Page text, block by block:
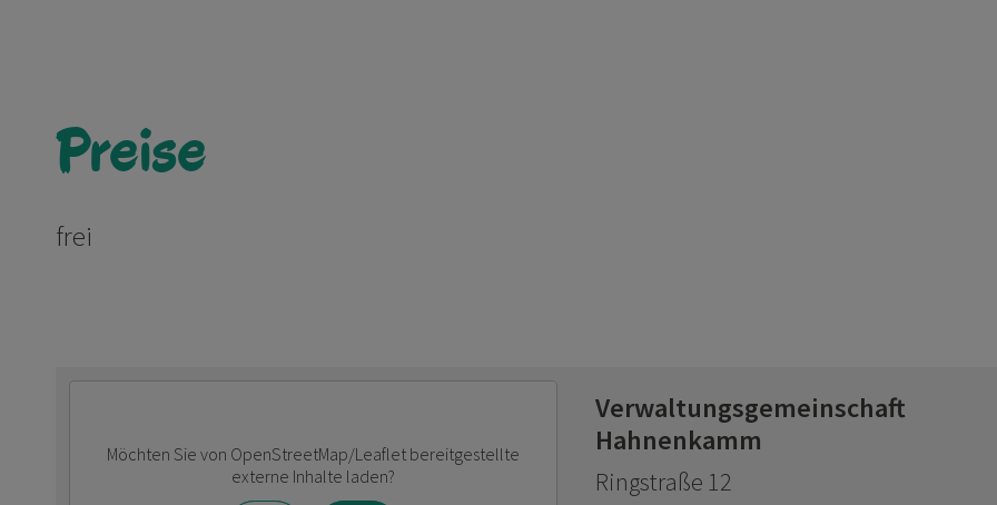
Preise
frei
Möchten Sie von OpenStreetMap/Leafletbereitgestellte
externe Inhalte laden?
Verwaltungsgemeinschaft
Hahnenkamm
Ringstraße 12